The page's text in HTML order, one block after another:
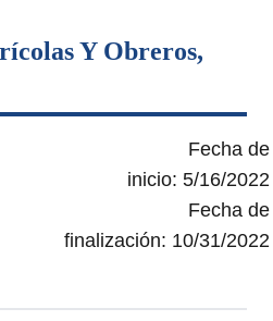
Y Obreros,
Fecha de
inicio: 5/16/2022
Fecha de
finalización: 10/31/2022